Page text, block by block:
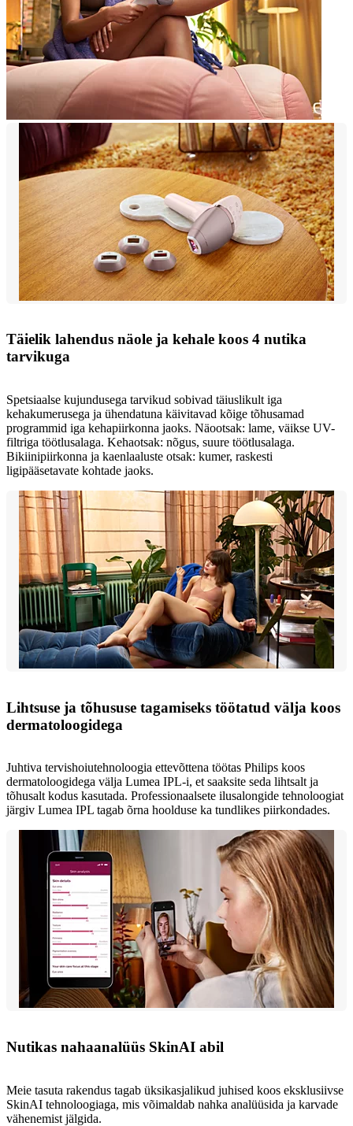
Täielik lahendus näole ja kehale koos 4 nutika
tarvikuga
Spetsiaalse kujundusega tarvikud sobivad täiuslikult iga
kehakumerusega ja ühendatuna käivitavad kõige tõhusamad
programmid iga kehapiirkonna jaoks. Näootsak: lame, väikse UV-
filtriga töötlusalaga. Kehaotsak: nõgus, suure töötlusalaga.
Bikiinipiirkonna ja kaenlaaluste otsak: kumer, raskesti
ligipääsetavate kohtade jaoks.
Lihtsuse ja tõhususe tagamiseks töötatud välja koos
dermatoloogidega
Juhtiva tervishoiutehnoloogia ettevõttena töötas Philips koos
dermatoloogidega välja Lumea IPL-i, et saaksite seda lihtsalt ja
tõhusalt kodus kasutada. Professionaalsete ilusalongide tehnoloogiat
järgiv Lumea IPL tagab õrna hoolduse ka tundlikes piirkondades.
Nutikas nahaanalüüs SkinAI abil
Meie tasuta rakendus tagab üksikasjalikud juhised koos eksklusiivse
SkinAI tehnoloogiaga, mis võimaldab nahka analüüsida ja karvade
vähenemist jälgida.